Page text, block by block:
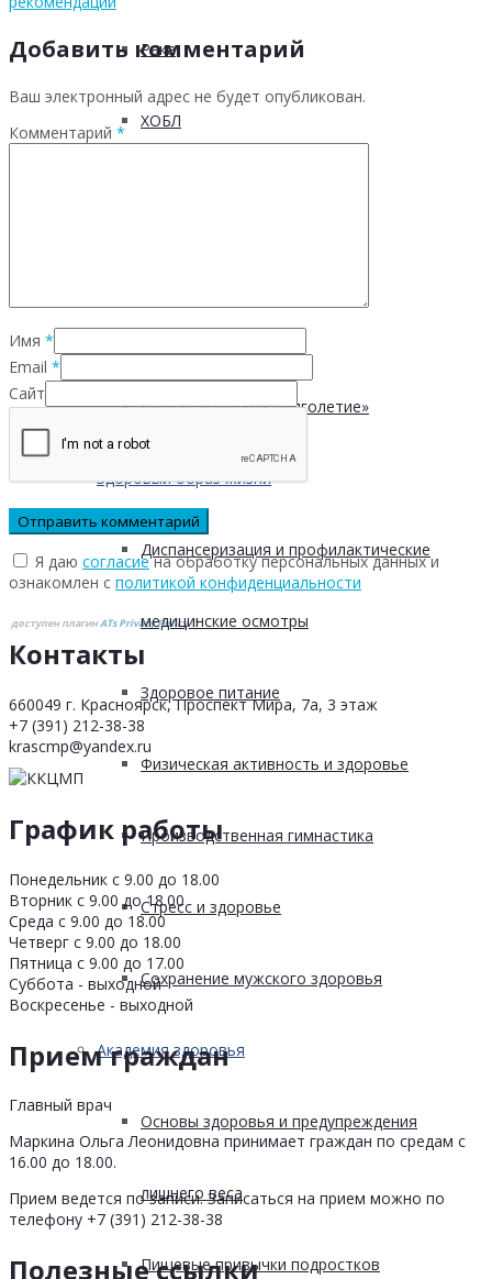
Рака
ХОБЛ
Школа ХНИЗ
Клуб «Сибирское долголетие»
Здоровый образ жизни
Диспансеризация и профилактические
медицинские осмотры
Здоровое питание
Физическая активность и здоровье
Производственная гимнастика
Стресс и здоровье
Сохранение мужского здоровья
Академия здоровья
Основы здоровья и предупреждения
лишнего веса
Пищевые привычки подростков
Добавить комментарий
Ваш электронный адрес не будет опубликован.
Комментарий *
Имя *
Email *
Сайт
Я даю согласиена обработку персональных данных и
ознакомлен с политикой конфиденциальности
доступен плагинATs Privacy Policy©
Контакты
660049 г. Красноярск, Проспект Мира, 7а, 3 этаж
+7 (391) 212-38-38
krascmp@yandex.ru
График работы
Понедельник с 9.00 до 18.00
Вторник с 9.00 до 18.00
Среда с 9.00 до 18.00
Четверг с 9.00 до 18.00
Пятница с 9.00 до 17.00
Суббота - выходной
Воскресенье - выходной
Прием граждан
Главный врач
Маркина Ольга Леонидовна принимает граждан по средам с
16.00 до 18.00.
Прием ведется по записи. Записаться на прием можно по
телефону +7 (391) 212-38-38
Полезные ссылки